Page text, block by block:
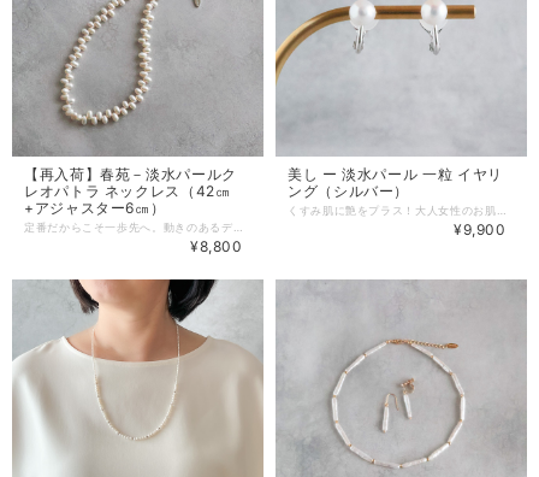
【再入荷】春苑－淡水パールク
レオパトラ ネックレス（42㎝
+アジャスター6㎝）
¥8,800
美し ー 淡水パール 一粒 イヤリ
ング（シルバー）
¥9,900